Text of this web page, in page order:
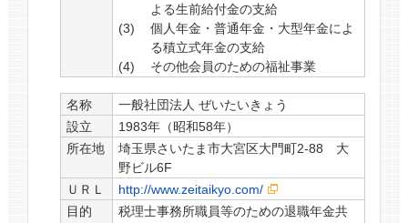
よる生前給付金の支給
個人年金・普通年金・大型年金によ
る積立式年金の支給
その他会員のための福祉事業
名称
一般社団法人 ぜいたいきょう
設立
1983年（昭和58年）
所在地
埼玉県さいたま市大宮区大門町2-88 大
野ビル6F
ＵＲＬ
http://www.zeitaikyo.com/
目的
税理士事務所職員等のための退職年金共